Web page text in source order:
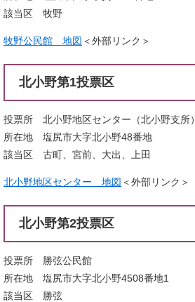
該当区 牧野
牧野公民館 地図 ＜外部リンク＞
北小野第1投票区
投票所 北小野地区センター（北小野支所）
所在地 塩尻市大字北小野48番地
該当区 古町、宮前、大出、上田
北小野地区センター 地図 ＜外部リンク＞
北小野第2投票区
投票所 勝弦公民館
所在地 塩尻市大字北小野4508番地1
該当区 勝弦